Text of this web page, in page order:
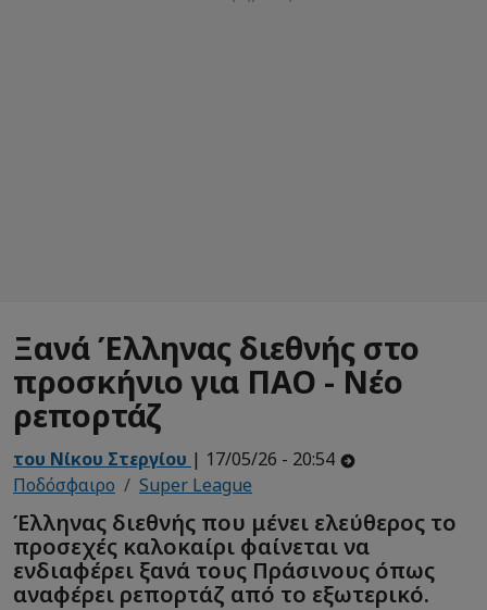
Ξανά Έλληνας διεθνής στο
προσκήνιο για ΠΑΟ - Νέο
ρεπορτάζ
του Νίκου Στεργίου | 17/05/26 - 20:54
Ποδόσφαιρο
Super League
Έλληνας διεθνής που μένει ελεύθερος το
προσεχές καλοκαίρι φαίνεται να
ενδιαφέρει ξανά τους Πράσινους όπως
αναφέρει ρεπορτάζ από το εξωτερικό.